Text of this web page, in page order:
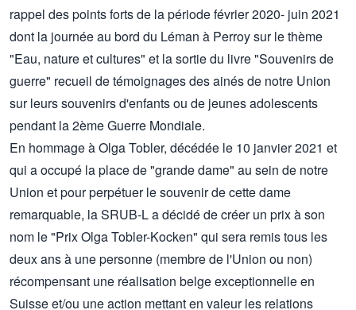
rappel des points forts de la période février 2020- juin 2021
dont la journée au bord du Léman à Perroy sur le thème
"Eau, nature et cultures" et la sortie du livre "Souvenirs de
guerre" recueil de témoignages des ainés de notre Union
sur leurs souvenirs d'enfants ou de jeunes adolescents
pendant la 2ème Guerre Mondiale.
En hommage à Olga Tobler, décédée le 10 janvier 2021 et
qui a occupé la place de "grande dame" au sein de notre
Union et pour perpétuer le souvenir de cette dame
remarquable, la SRUB-L a décidé de créer un prix à son
nom le "Prix Olga Tobler-Kocken" qui sera remis tous les
deux ans à une personne (membre de l'Union ou non)
récompensant une réalisation belge exceptionnelle en
Suisse et/ou une action mettant en valeur les relations